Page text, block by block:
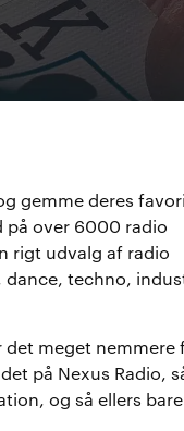
gemme deres
på over 6000 radio
rigt udvalg af radio
dance, techno,
det meget nemmere
på Nexus Radio,
og så ellers bare